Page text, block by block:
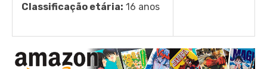
Classificação etária: 16 anos